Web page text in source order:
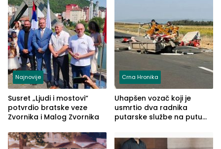
Najnovije
Susret „Ljudi i mostovi“
potvrdio bratske veze
Zvornika i Malog Zvornika
Crna Hronika
Uhapšen vozač koji je
usmrtio dva radnika
putarske službe na putu
(FOTO)